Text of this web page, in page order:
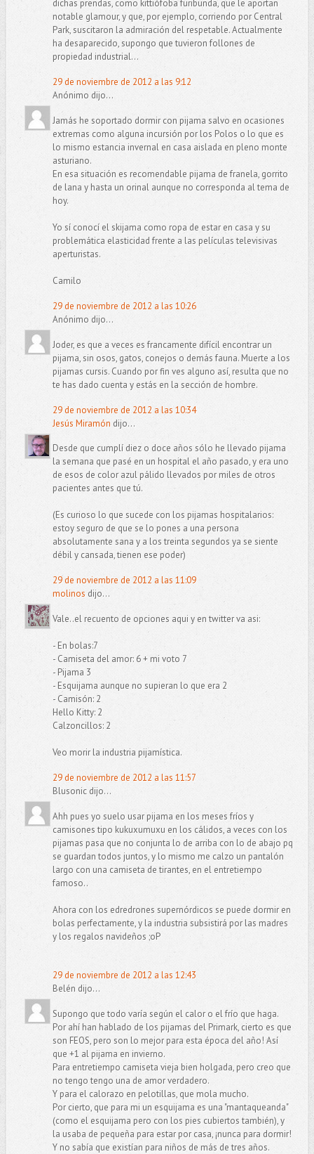
dichas prendas, como kittiófoba furibunda, que le aportan
notable glamour, y que, por ejemplo, corriendo por Central
Park, suscitaron la admiración del respetable. Actualmente
ha desaparecido, supongo que tuvieron follones de
propiedad industrial...
29 de noviembre de 2012 a las 9:12
Anónimo dijo...
Jamás he soportado dormir con pijama salvo en ocasiones
extremas como alguna incursión por los Polos o lo que es
lo mismo estancia invernal en casa aislada en pleno monte
asturiano.
En esa situación es recomendable pijama de franela, gorrito
de lana y hasta un orinal aunque no corresponda al tema de
hoy.
Yo sí conocí el skijama como ropa de estar en casa y su
problemática elasticidad frente a las películas televisivas
aperturistas.
Camilo
29 de noviembre de 2012 a las 10:26
Anónimo dijo...
Joder, es que a veces es francamente difícil encontrar un
pijama, sin osos, gatos, conejos o demás fauna. Muerte a los
pijamas cursis. Cuando por fin ves alguno así, resulta que no
te has dado cuenta y estás en la sección de hombre.
29 de noviembre de 2012 a las 10:34
Jesús Miramón dijo...
Desde que cumplí diez o doce años sólo he llevado pijama
la semana que pasé en un hospital el año pasado, y era uno
de esos de color azul pálido llevados por miles de otros
pacientes antes que tú.
(Es curioso lo que sucede con los pijamas hospitalarios:
estoy seguro de que se lo pones a una persona
absolutamente sana y a los treinta segundos ya se siente
débil y cansada, tienen ese poder)
29 de noviembre de 2012 a las 11:09
molinos dijo...
Vale..el recuento de opciones aqui y en twitter va asi:
- En bolas:7
- Camiseta del amor: 6 + mi voto 7
- Pijama 3
- Esquijama aunque no supieran lo que era 2
- Camisón: 2
Hello Kitty: 2
Calzoncillos: 2
Veo morir la industria pijamística.
29 de noviembre de 2012 a las 11:57
Blusonic dijo...
Ahh pues yo suelo usar pijama en los meses fríos y
camisones tipo kukuxumuxu en los cálidos, a veces con los
pijamas pasa que no conjunta lo de arriba con lo de abajo pq
se guardan todos juntos, y lo mismo me calzo un pantalón
largo con una camiseta de tirantes, en el entretiempo
famoso..
Ahora con los edredrones supernórdicos se puede dormir en
bolas perfectamente, y la industria subsistirá por las madres
y los regalos navideños ;oP
29 de noviembre de 2012 a las 12:43
Belén dijo...
Supongo que todo varía según el calor o el frío que haga.
Por ahí han hablado de los pijamas del Primark, cierto es que
son FEOS, pero son lo mejor para esta época del año! Así
que +1 al pijama en invierno.
Para entretiempo camiseta vieja bien holgada, pero creo que
no tengo tengo una de amor verdadero.
Y para el calorazo en pelotillas, que mola mucho.
Por cierto, que para mi un esquijama es una "mantaqueanda"
(como el esquijama pero con los pies cubiertos también), y
la usaba de pequeña para estar por casa, ¡nunca para dormir!
Y no sabía que existían para niños de más de tres años.